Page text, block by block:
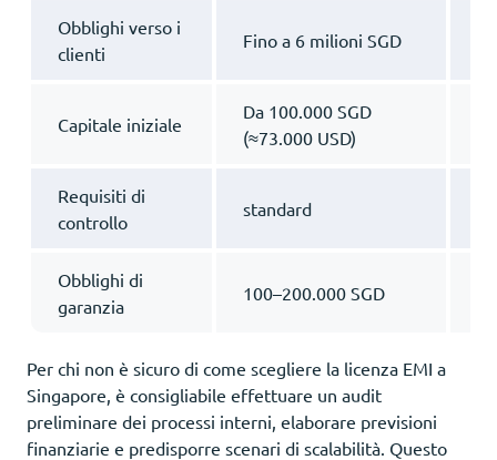
Obblighi verso i
clienti
Fino a 6 milioni SGD
Capitale iniziale
Da 100.000 SGD
(≈73.000 USD)
Requisiti di
controllo
standard
Obblighi di
garanzia
100–200.000 SGD
Per chi non è sicuro di come scegliere la licenza EMI a
Singapore, è consigliabile effettuare un audit
preliminare dei processi interni, elaborare previsioni
finanziarie e predisporre scenari di scalabilità. Questo